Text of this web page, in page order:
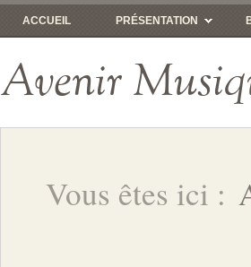
ACCUEIL PRÉSENTATION
Avenir
Vous êtes ici :